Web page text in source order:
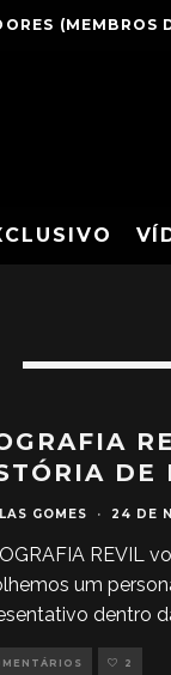
(MEMBROS
DE
GOMES · 24 DE
REVIL
um
dentro
2